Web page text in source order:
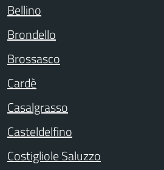
Bellino
Brondello
Brossasco
Cardè
Casalgrasso
Casteldelfino
Costigliole Saluzzo